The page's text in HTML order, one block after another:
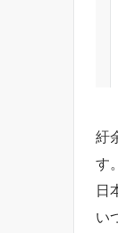
紆
す。
日
い